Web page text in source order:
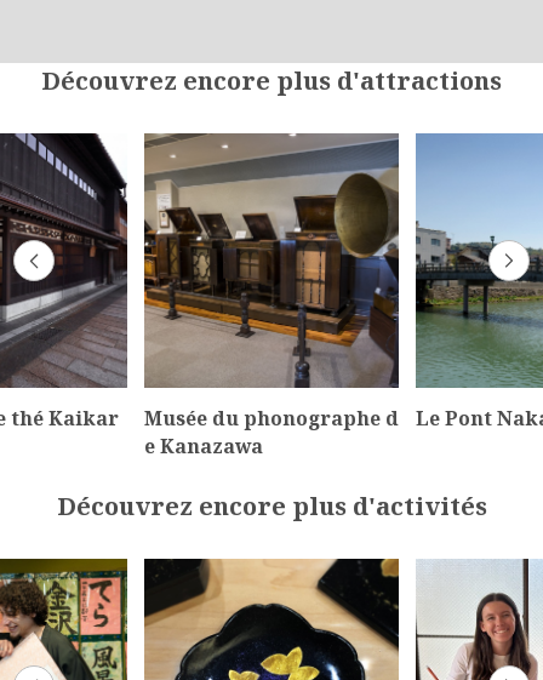
Découvrez encore plus d'attractions
thé Kaikar
Musée du phonographe d
e Kanazawa
Le Pont
Découvrez encore plus d'activités